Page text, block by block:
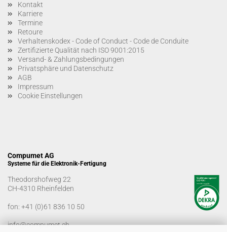
Kontakt
Karriere
Termine
Retoure
Verhaltenskodex - Code of Conduct - Code de Conduite
Zertifizierte Qualität nach ISO 9001:2015
Versand- & Zahlungsbedingungen
Privatsphäre und Datenschutz
AGB
Impressum
Cookie Einstellungen
Compumet AG
Systeme für die Elektronik-Fertigung
Theodorshofweg 22
CH-4310 Rheinfelden
fon: +41 (0)61 836 10 50
info@compumet.ch